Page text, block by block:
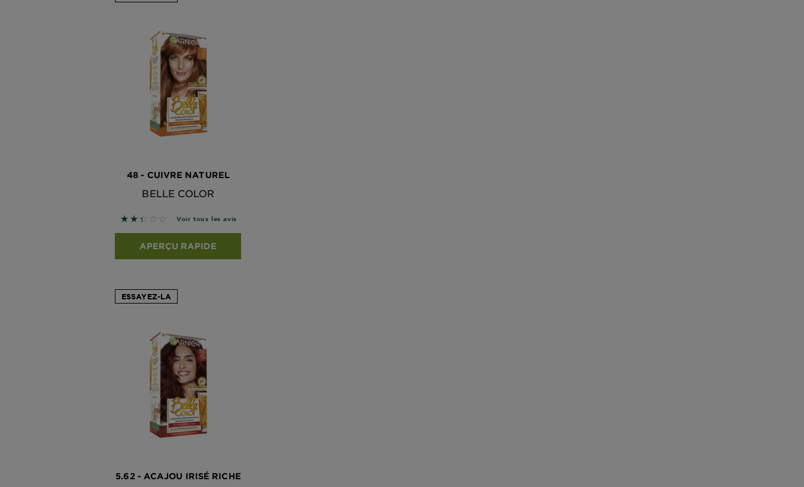
48 - CUIVRE NATUREL
BELLE COLOR
2.4167 sur 5 étoiles basé sur les avis
Voir tous les avis
APERÇU RAPIDE
ESSAYEZ-LA
5.62 - ACAJOU IRISÉ RICHE